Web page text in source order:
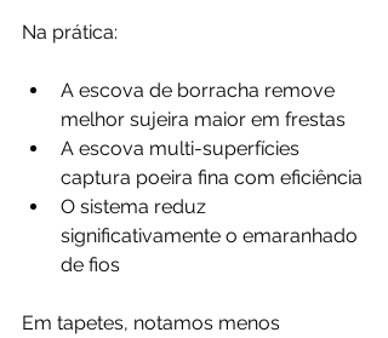
Na prática:
A escova de borracha remove
melhor sujeira maior em frestas
A escova multi-superfícies
captura poeira fina com eficiência
O sistema reduz
significativamente o emaranhado
de fios
Em tapetes, notamos menos